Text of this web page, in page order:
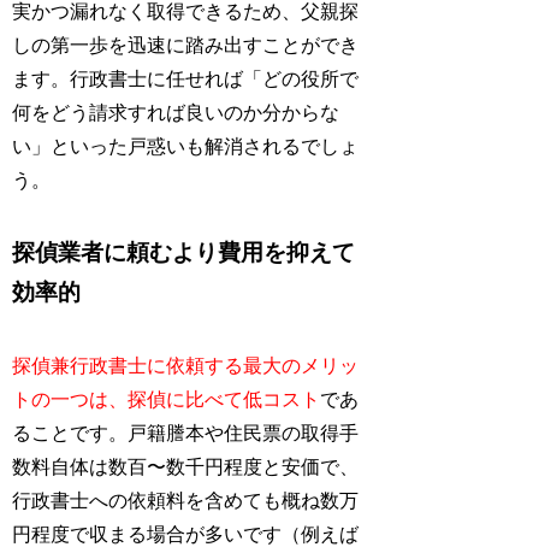
実かつ漏れなく取得できるため、父親探
しの第一歩を迅速に踏み出すことができ
ます。行政書士に任せれば「どの役所で
何をどう請求すれば良いのか分からな
い」といった戸惑いも解消されるでしょ
う。
探偵業者に頼むより費用を抑えて
効率的
探偵兼行政書士に依頼する最大のメリッ
トの一つは、探偵に比べて低コスト であ
ることです。戸籍謄本や住民票の取得手
数料自体は数百〜数千円程度と安価で、
行政書士への依頼料を含めても概ね数万
円程度で収まる場合が多いです（例えば